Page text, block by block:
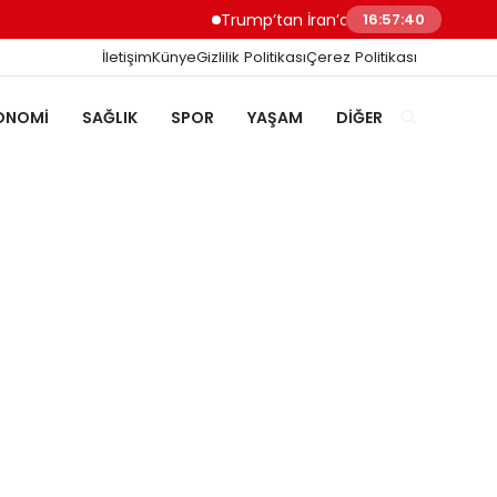
Trump’tan İran’a Müzakere Uyarısı Son
16:57:41
İletişimKünyeGizlilik PolitikasıÇerez Politikası
SAĞLIK SPOR YAŞAM DIĞER